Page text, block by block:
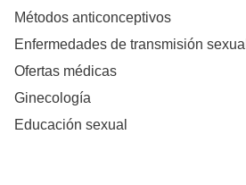
Métodos anticonceptivos
Enfermedades de transmisión sexual
Ofertas médicas
Ginecología
Educación sexual